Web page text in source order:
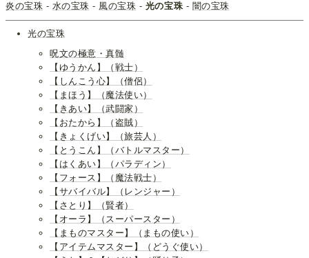
炎の宝珠 - 水の宝珠 - 風の宝珠 - 光の宝珠 - 闇の宝珠
光の宝珠
呪文の極意・真髄
【ゆうかん】（戦士）
【しんこう心】（僧侶）
【まほう】（魔法使い）
【きあい】（武闘家）
【おたから】（盗賊）
【きょくげい】（旅芸人）
【とうこん】（バトルマスター）
【はくあい】（パラディン）
【フォース】（魔法戦士）
【サバイバル】（レンジャー）
【さとり】（賢者）
【オーラ】（スーパースター）
【まものマスター】（まもの使い）
【アイテムマスター】（どうぐ使い）